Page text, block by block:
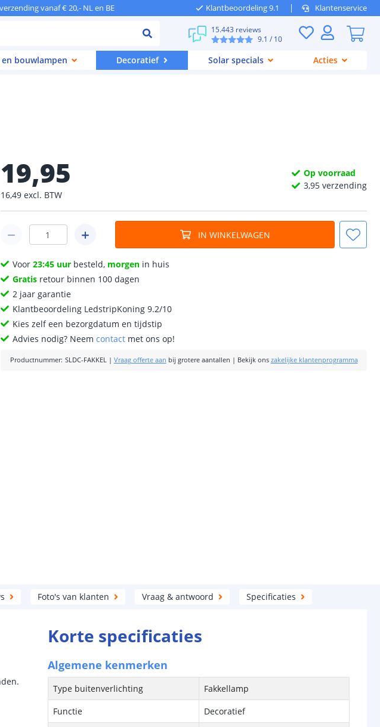
vanaf € 20,- NL en BE Klantbeoordeling 9.1 Klantenservice
15.443 reviews
9.1 / 10
bouwlampen Decoratief Solar specials Acties
19,95
16,49 excl. BTW
Op voorraad
3,95 verzending
IN WINKELWAGEN
Voor23:45 uur besteld, morgen in huis
Gratis retour binnen 100 dagen
2 jaar garantie
Klantbeoordeling LedstripKoning 9.2/10
Kies zelf een bezorgdatum en tijdstip
Advies nodig? Neemcontact met ons op!
Productnummer: SLDC-FAKKEL| Vraag offerte aan bij grotere aantallen | Bekijk ons zakelijke klantenprogramma
Foto's van klanten Vraag & antwoord Specificaties
Korte specificaties
Algemene kenmerken
Type buitenverlichting
Fakkellamp
Functie
Decoratief